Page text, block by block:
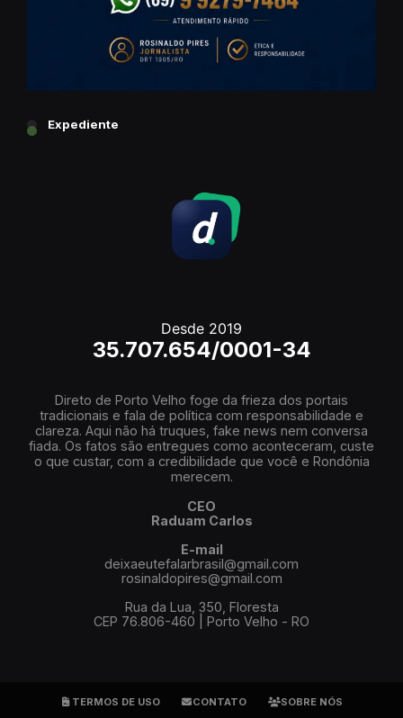
Expediente
Desde 2019
35.707.654/0001-34
Direto de Porto Velho foge da frieza dos portais
tradicionais e fala de política com responsabilidade e
clareza. Aqui não há truques, fake news nem conversa
fiada. Os fatos são entregues como aconteceram, custe
o que custar, com a credibilidade que você e Rondônia
merecem.
CEO
Raduam Carlos
E-mail
deixaeutefalarbrasil@gmail.com
rosinaldopires@gmail.com
Rua da Lua, 350, Floresta
CEP 76.806-460 | Porto Velho - RO
TERMOS DE USO CONTATO SOBRE NÓS